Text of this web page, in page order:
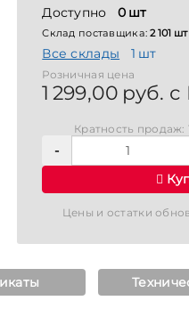
Доступно0 шт
Склад поставщика:2 101 шт
Все склады 1 шт
Розничная цена
1 299,00 руб.
Кратность продаж:
Цены и остатки